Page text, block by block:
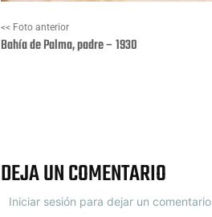
<< Foto anterior
Bahía de Palma, padre – 1930
DEJA UN COMENTARIO
Iniciar sesión para dejar un comentario